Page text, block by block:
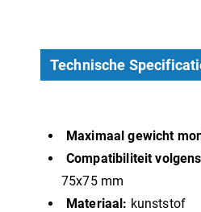
Technische
Maximaal gewicht
Compatibiliteit
75x75 mm
Materiaal: kunststof